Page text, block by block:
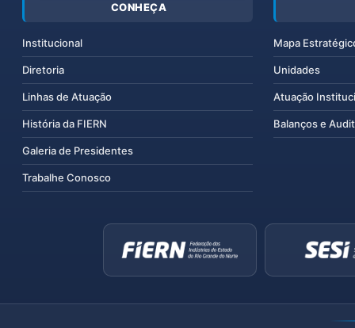
CONHEÇA
Institucional
Diretoria
Linhas de Atuação
História da FIERN
Galeria de Presidentes
Trabalhe Conosco
Mapa
Unidades
Atuação
Balanços e